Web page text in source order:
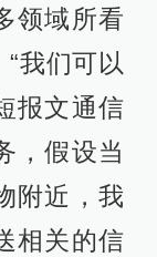
领域所看
我们可以
报文通信
，假设当
附近，我
相关的信